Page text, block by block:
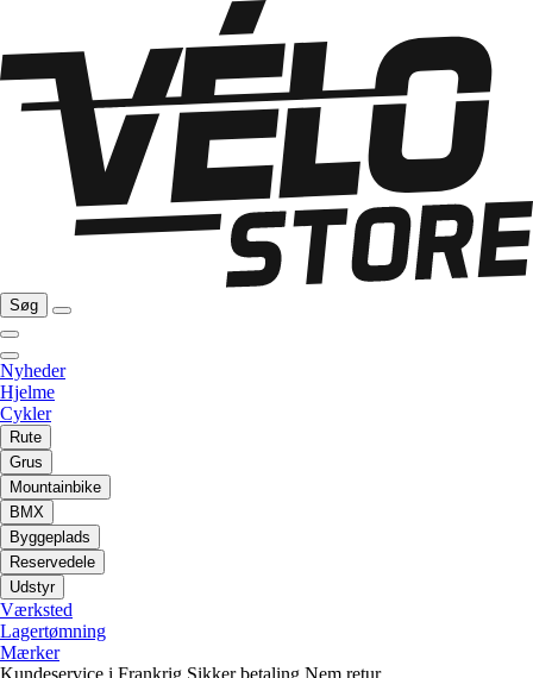
Søg
Nyheder
Hjelme
Cykler
Rute
Grus
Mountainbike
BMX
Byggeplads
Reservedele
Udstyr
Værksted
Lagertømning
Mærker